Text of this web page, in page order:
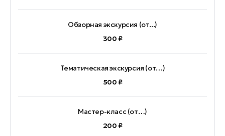
Обзорная экскурсия (от...)
300 ₽
Тематическая экскурсия (от…)
500 ₽
Мастер-класс (от…)
200 ₽